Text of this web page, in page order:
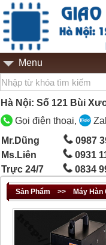
Menu
Hà Nội: Số 121 Bùi
Gọi điện thoại,
Mr.Dũng
0987
Ms.Liên
0931
Trực 24/7
0834
Sản Phẩm >> Máy Hàn